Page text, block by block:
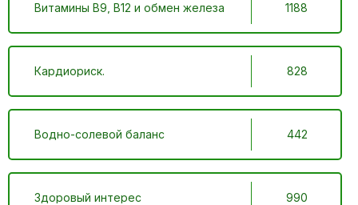
Витамины В9, В12 и обмен железа 1188
Кардиориск. 828
Водно-солевой баланс 442
Здоровый интерес 990